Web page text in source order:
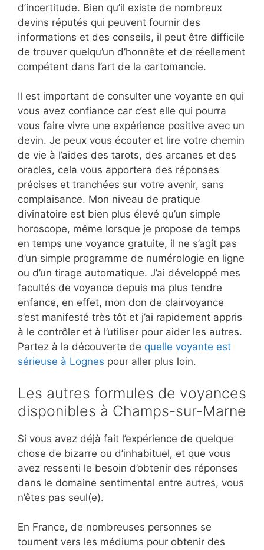
d’incertitude. Bien qu’il existe de nombreux
devins réputés qui peuvent fournir des
informations et des conseils, il peut être difficile
de trouver quelqu’un d’honnête et de réellement
compétent dans l’art de la cartomancie.
Il est important de consulter une voyante en qui
vous avez confiance car c’est elle qui pourra
vous faire vivre une expérience positive avec un
devin. Je peux vous écouter et lire votre chemin
de vie à l’aides des tarots, des arcanes et des
oracles, cela vous apportera des réponses
précises et tranchées sur votre avenir, sans
complaisance. Mon niveau de pratique
divinatoire est bien plus élevé qu’un simple
horoscope, même lorsque je propose de temps
en temps une voyance gratuite, il ne s’agit pas
d’un simple programme de numérologie en ligne
ou d’un tirage automatique. J’ai développé mes
facultés de voyance depuis ma plus tendre
enfance, en effet, mon don de clairvoyance
s’est manifesté très tôt et j’ai rapidement appris
à le contrôler et à l’utiliser pour aider les autres.
Partez à la découverte de quelle voyante est
sérieuse à Lognes pour aller plus loin.
Les autres formules de voyances
disponibles à Champs-sur-Marne
Si vous avez déjà fait l’expérience de quelque
chose de bizarre ou d’inhabituel, et que vous
avez ressenti le besoin d’obtenir des réponses
dans le domaine sentimental entre autres, vous
n’êtes pas seul(e).
En France, de nombreuses personnes se
tournent vers les médiums pour obtenir des